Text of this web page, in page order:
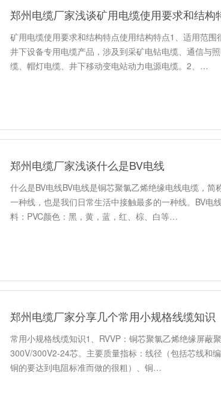
郑州电缆厂家浅谈矿用电缆使用要求和结构
矿用电缆使用要求和结构特点使用结构特点1、适用范
井下设备专用电缆产品，涉及到采矿电钻电缆、通信与
缆、帽灯电缆、井下移动变电站动力电源电缆。2、…
郑州电缆厂家浅谈什么是BV电线
什么是BV电线BV电线是铜芯聚氯乙烯绝缘电线电缆，简
一种线，也是我们日常生活中接触最多的一种线。BV电
料：PVC颜色：黑，黄，蓝，红、棕、白等…
郑州电缆厂家分享几个常用小规格线缆知识
常用小规格线缆知识1、RVVP：铜芯聚氯乙烯绝缘屏蔽
300V/300V2-24芯。主要质量指标：线径（包括芯线和
铜的要达到电阻标准而做的很粗）、铜…